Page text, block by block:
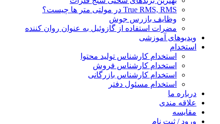
True RMS, RMS در مولتی متر ها چیست؟
وظایف بازرس جوش
مضرات استفاده از گازوئیل به عنوان روان کننده
ویدیوهای آموزشی
استخدام
استخدام کارشناس تولید محتوا
استخدام کارشناس فروش
استخدام کارشناس بازرگانی
استخدام مسئول دفتر
درباره ما
علاقه مندی
مقایسه
ورود / ثبت نام